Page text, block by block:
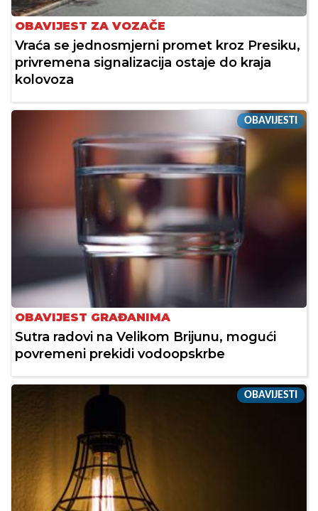
OBAVIJEST ZA VOZAČE
Vraća se jednosmjerni promet kroz Presiku,
privremena signalizacija ostaje do kraja
kolovoza
OBAVIJESTI
OBAVIJEST GRAĐANIMA
Sutra radovi na Velikom Brijunu, mogući
povremeni prekidi vodoopskrbe
OBAVIJESTI